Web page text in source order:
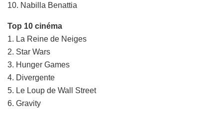
10. Nabilla Benattia
Top 10 cinéma
1. La Reine de Neiges
2. Star Wars
3. Hunger Games
4. Divergente
5. Le Loup de Wall Street
6. Gravity